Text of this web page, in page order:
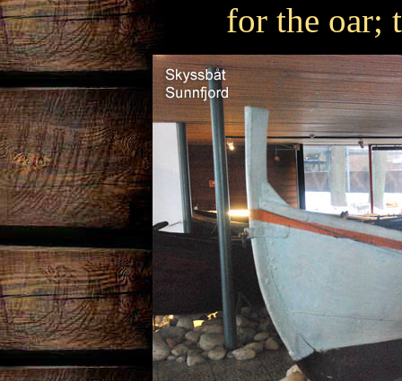
for the oar;